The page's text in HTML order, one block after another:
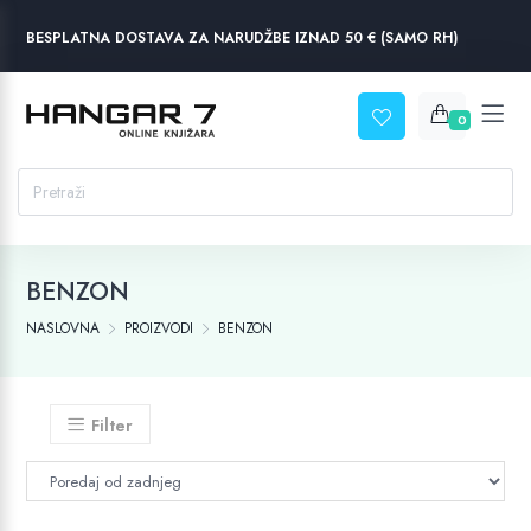
BESPLATNA DOSTAVA ZA NARUDŽBE IZNAD 50 € (SAMO RH)
0
BENZON
NASLOVNA PROIZVODI BENZON
Filter